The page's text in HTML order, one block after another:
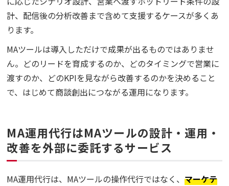
計、配信後の分析改善まで含めて支援するケースが多くあ
ります。
MAツールは導入しただけで成果が出るものではありませ
ん。どのリードを育成するのか、どのタイミングで営業に
渡すのか、どのKPIを見ながら改善するのかを決めること
で、はじめて商談創出につながる運用になります。
MA運用代行はMAツールの設計・運用・
改善を外部に委託するサービス
MA運用代行は、MAツールの操作代行ではなく、マーケテ